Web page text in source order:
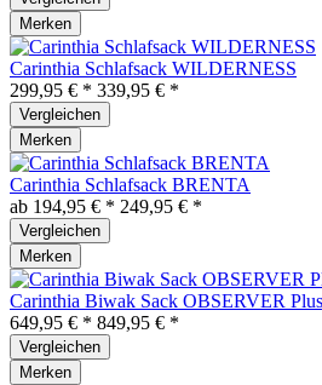
Merken
Carinthia Schlafsack WILDERNESS
299,95 € * 339,95 € *
Vergleichen
Merken
Carinthia Schlafsack BRENTA
ab 194,95 € * 249,95 € *
Vergleichen
Merken
Carinthia Biwak Sack OBSERVER
649,95 € * 849,95 € *
Vergleichen
Merken